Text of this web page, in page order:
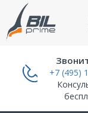
+7 (495)